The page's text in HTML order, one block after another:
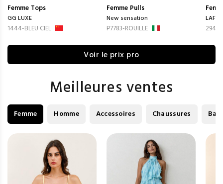
Femme Tops
GG LUXE
1444-BLEU CIEL
Femme Pulls
New sensation
P7783-ROUILLE
Voir le prix pro
Meilleures ventes
Femme Homme Accessoires Chaussures